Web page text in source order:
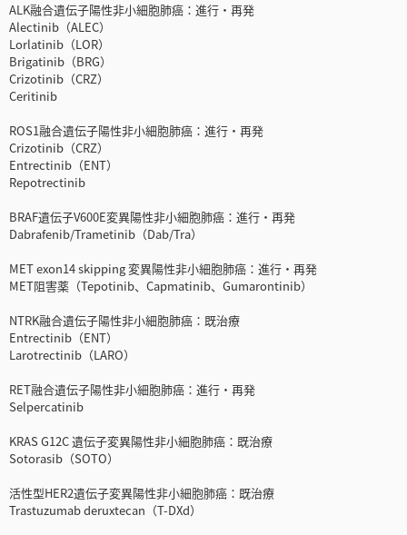
ALK融合遺伝子陽性非小細胞肺癌：進行・再発
Alectinib（ALEC）
Lorlatinib（LOR）
Brigatinib（BRG）
Crizotinib（CRZ）
Ceritinib
ROS1融合遺伝子陽性非小細胞肺癌：進行・再発
Crizotinib（CRZ）
Entrectinib（ENT）
Repotrectinib
BRAF遺伝子V600E変異陽性非小細胞肺癌：進行・再発
Dabrafenib/Trametinib（Dab/Tra）
MET exon14 skipping 変異陽性非小細胞肺癌：進行・再発
MET阻害薬（Tepotinib、Capmatinib、Gumarontinib）
NTRK融合遺伝子陽性非小細胞肺癌：既治療
Entrectinib（ENT）
Larotrectinib（LARO）
RET融合遺伝子陽性非小細胞肺癌：進行・再発
Selpercatinib
KRAS G12C 遺伝子変異陽性非小細胞肺癌：既治療
Sotorasib（SOTO）
活性型HER2遺伝子変異陽性非小細胞肺癌：既治療
Trastuzumab deruxtecan（T-DXd）